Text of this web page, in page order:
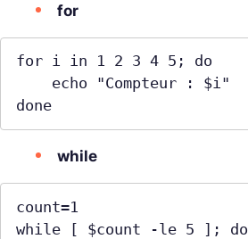
for
for i in 1 2 3 4 5; do
done
while
count=1
while [ $count -le 5 ]; do